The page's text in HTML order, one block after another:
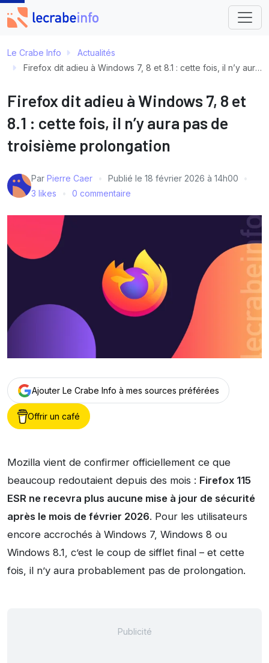
Le Crabe Info
Actualités
Firefox dit adieu à Windows 7, 8 et 8.1 : cette fois, il n’y aura pas de troisième prolongation
Firefox dit adieu à Windows 7, 8 et
8.1 : cette fois, il n’y aura pas de
troisième prolongation
Par Pierre Caer Publié le 18 février 2026 à 14h00
3 likes
0 commentaire
Ajouter Le Crabe Info à mes sources préférées
Offrir un café
Mozilla vient de confirmer officiellement ce que
beaucoup redoutaient depuis des mois : Firefox 115
ESR ne recevra plus aucune mise à jour de sécurité
après le mois de février 2026. Pour les utilisateurs
encore accrochés à Windows 7, Windows 8 ou
Windows 8.1, c’est le coup de sifflet final – et cette
fois, il n’y aura probablement pas de prolongation.